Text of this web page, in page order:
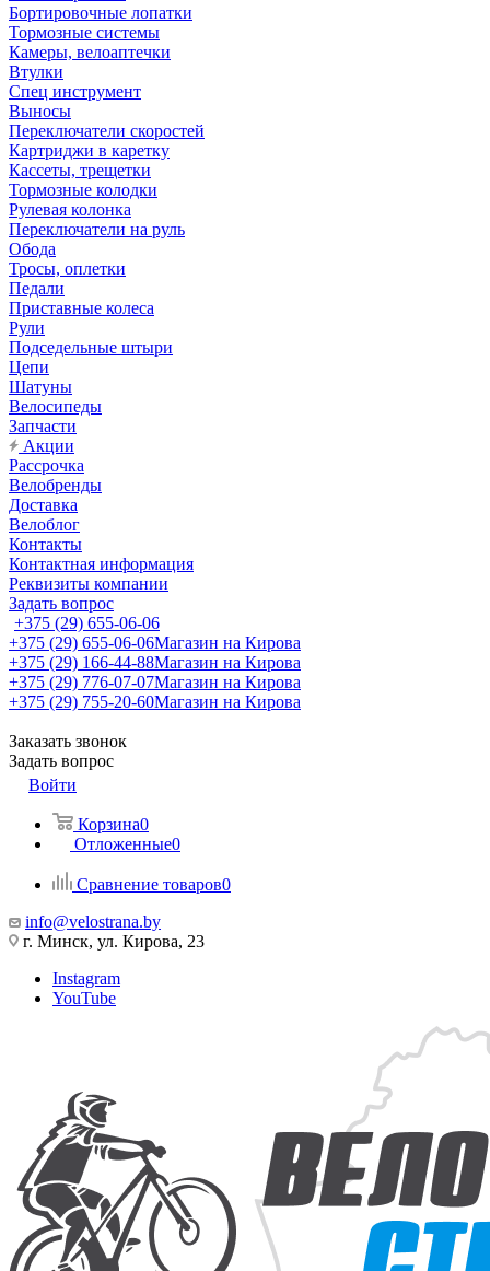
Бортировочные лопатки
Тормозные системы
Камеры, велоаптечки
Втулки
Спец инструмент
Выносы
Переключатели скоростей
Картриджи в каретку
Кассеты, трещетки
Тормозные колодки
Рулевая колонка
Переключатели на руль
Обода
Тросы, оплетки
Педали
Приставные колеса
Рули
Подседельные штыри
Цепи
Шатуны
Велосипеды
Запчасти
Акции
Рассрочка
Велобренды
Доставка
Велоблог
Контакты
Контактная информация
Реквизиты компании
Задать вопрос
+375 (29) 655-06-06
+375 (29) 655-06-06Магазин на Кирова
+375 (29) 166-44-88Магазин на Кирова
+375 (29) 776-07-07Магазин на Кирова
+375 (29) 755-20-60Магазин на Кирова
Заказать звонок
Задать вопрос
Войти
Корзина0
Отложенные0
Сравнение товаров0
info@velostrana.by
г. Минск, ул. Кирова, 23
Instagram
YouTube